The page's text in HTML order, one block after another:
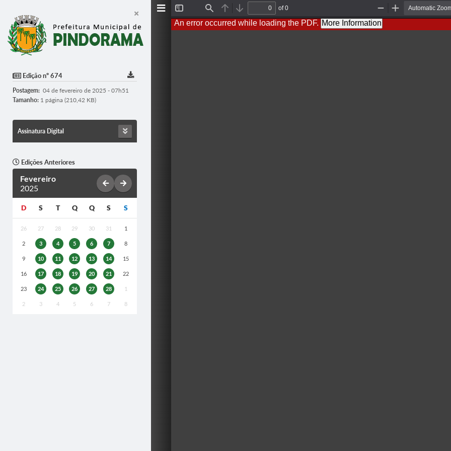
Edição nº 674
Postagem: 04 de fevereiro de 2025 - 07h51
Tamanho: 1 página (210,42 KB)
Assinatura Digital
Edições Anteriores
Fevereiro
2025
D S T Q Q S S
26 27 28 29 30 31 1
2 3 4 5 6 7 8
9 10 11 12 13 14 15
16 17 18 19 20 21 22
23 24 25 26 27 28 1
2 3 4 5 6 7 8
Sidebar
Find Previous
Next
of 0
Out
An error occurred while loading the PDF. More Information